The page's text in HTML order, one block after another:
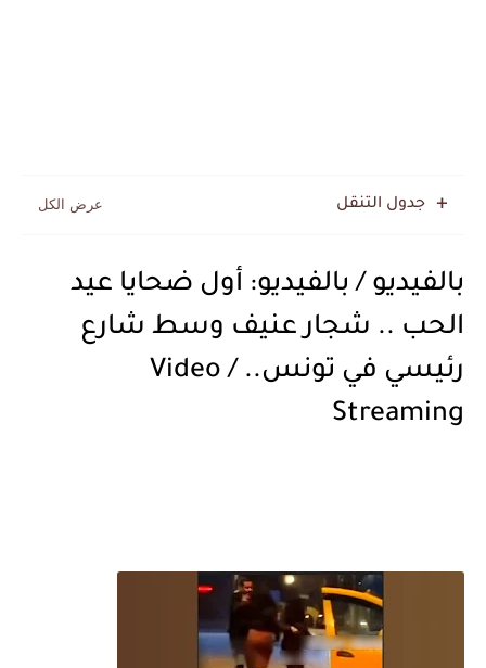
جدول التنقل
بالفيديو / بالفيديو: أول ضحايا عيد
الحب .. شجار عنيف وسط شارع
رئيسي في تونس.. / Video
Streaming